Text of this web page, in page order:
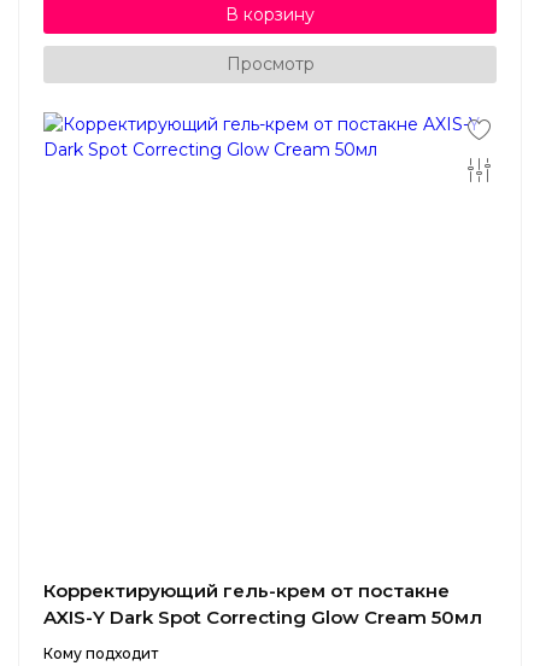
В корзину
Просмотр
Корректирующий гель-крем от постакне
AXIS-Y Dark Spot Correcting Glow Cream 50мл
Кому подходит